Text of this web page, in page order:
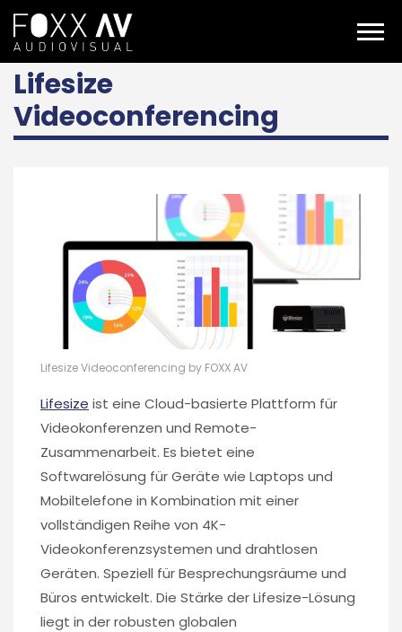
DE Lifesize Videoconferencing
Lifesize
Videoconferencing
Lifesize Videoconferencing by FOXX AV
Lifesize ist eine Cloud-basierte Plattform für
Videokonferenzen und Remote-
Zusammenarbeit. Es bietet eine
Softwarelösung für Geräte wie Laptops und
Mobiltelefone in Kombination mit einer
vollständigen Reihe von 4K-
Videokonferenzsystemen und drahtlosen
Geräten. Speziell für Besprechungsräume und
Büros entwickelt. Die Stärke der Lifesize-Lösung
liegt in der robusten globalen